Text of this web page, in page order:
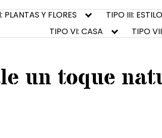
PLANTAS Y FLORES TIPO III:
TIPO VI: CASA
TIPO
un toque